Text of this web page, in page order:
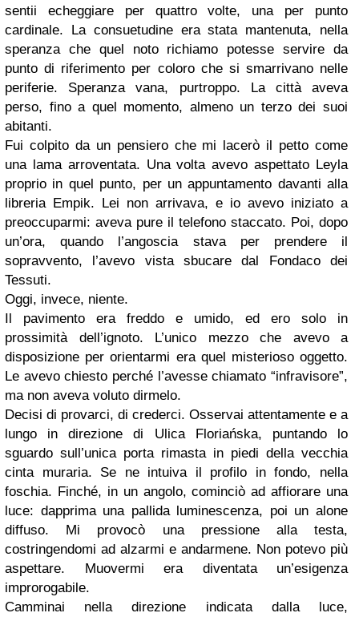
sentii echeggiare per quattro volte, una per punto
cardinale. La consuetudine era stata mantenuta, nella
speranza che quel noto richiamo potesse servire da
punto di riferimento per coloro che si smarrivano nelle
periferie. Speranza vana, purtroppo. La città aveva
perso, fino a quel momento, almeno un terzo dei suoi
abitanti.
Fui colpito da un pensiero che mi lacerò il petto come
una lama arroventata. Una volta avevo aspettato Leyla
proprio in quel punto, per un appuntamento davanti alla
libreria Empik. Lei non arrivava, e io avevo iniziato a
preoccuparmi: aveva pure il telefono staccato. Poi, dopo
un’ora, quando l’angoscia stava per prendere il
sopravvento, l’avevo vista sbucare dal Fondaco dei
Tessuti.
Oggi, invece, niente.
Il pavimento era freddo e umido, ed ero solo in
prossimità dell’ignoto. L’unico mezzo che avevo a
disposizione per orientarmi era quel misterioso oggetto.
Le avevo chiesto perché l’avesse chiamato “infravisore”,
ma non aveva voluto dirmelo.
Decisi di provarci, di crederci. Osservai attentamente e a
lungo in direzione di Ulica Floriańska, puntando lo
sguardo sull’unica porta rimasta in piedi della vecchia
cinta muraria. Se ne intuiva il profilo in fondo, nella
foschia. Finché, in un angolo, cominciò ad affiorare una
luce: dapprima una pallida luminescenza, poi un alone
diffuso. Mi provocò una pressione alla testa,
costringendomi ad alzarmi e andarmene. Non potevo più
aspettare. Muovermi era diventata un’esigenza
improrogabile.
Camminai nella direzione indicata dalla luce,